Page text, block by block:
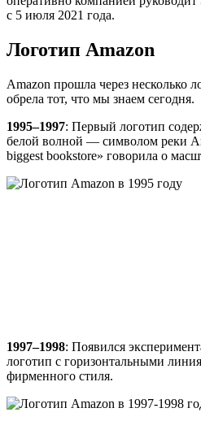
с 5 июля 2021 года.
Логотип Amazon
Amazon прошла через несколько
обрела тот, что мы знаем сегодня.
1995–1997: Первый логотип
белой волной — символом реки
biggest bookstore» говорила о
1997–1998: Появился
логотип с горизонтальными
фирменного стиля.